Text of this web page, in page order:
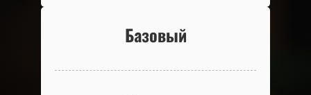
Базовый
Базовый